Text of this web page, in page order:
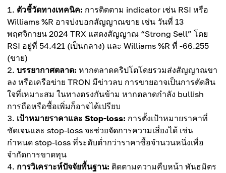
ตัวชี้วัดทางเทคนิค: การติดตาม indicator เช่น RSI หรือ
Williams %R อาจบ่งบอกสัญญาณขาย เช่น วันที่ 13
พฤศจิกายน 2024 TRX แสดงสัญญาณ “Strong Sell” โดย
RSI อยู่ที่ 54.421 (เป็นกลาง) และ Williams %R ที่ -66.255
(ขาย)
บรรยากาศตลาด: หากตลาดคริปโตโดยรวมส่งสัญญาณขา
ลง หรือเครือข่าย TRON มีข่าวลบ การขายอาจเป็นการตัดสิน
ใจที่เหมาะสม ในทางตรงกันข้าม หากตลาดกำลัง bullish
การถือหรือซื้อเพิ่มก็อาจได้เปรียบ
เป้าหมายราคาและ Stop-loss: การตั้งเป้าหมายราคาที่
ชัดเจนและ stop-loss จะช่วยจัดการความเสี่ยงได้ เช่น
กำหนด stop-loss ที่ระดับต่ำกว่าราคาซื้อจำนวนหนึ่งเพื่อ
จำกัดการขาดทุน
การวิเคราะห์ปัจจัยพื้นฐาน: ติดตามความคืบหน้า พันธมิตร